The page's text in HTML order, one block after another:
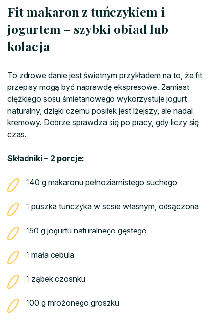
Fit makaron z tuńczykiem i
jogurtem – szybki obiad lub
kolacja
To zdrowe danie jest świetnym przykładem na to, że fit
przepisy mogą być naprawdę ekspresowe. Zamiast
ciężkiego sosu śmietanowego wykorzystuje jogurt
naturalny, dzięki czemu posiłek jest lżejszy, ale nadal
kremowy. Dobrze sprawdza się po pracy, gdy liczy się
czas.
Składniki – 2 porcje:
140 g makaronu pełnoziarnistego suchego
1 puszka tuńczyka w sosie własnym, odsączona
150 g jogurtu naturalnego gęstego
1 mała cebula
1 ząbek czosnku
100 g mrożonego groszku